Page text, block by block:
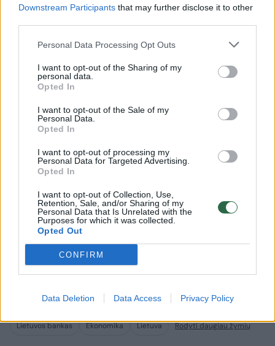
Downstream Participants that may further disclose it to other
Personal Data Processing Opt Outs
I want to opt-out of the Sharing of my
personal data.
Opted In
I want to opt-out of the Sale of my
Personal Data.
Opted In
I want to opt-out of processing my
Personal Data for Targeted Advertising.
Opted In
I want to opt-out of Collection, Use,
Retention, Sale, and/or Sharing of my
Personal Data that Is Unrelated with the
Purposes for which it was collected.
Opted Out
CONFIRM
Data Deletion Data Access Privacy Policy
Numatoma, kad vidutinis darbo užmokestis,
pernai išaugęs 10,4 proc., 2025 m. pakils 8,7
proc., 2027 m. – iki 7,7 proc. Nepaisant
prognozuojamo lėtesnio darbo užmokesčio
augimo, jis ir toliau bus spartesnis, nei buvo
prieš prasidedant pastarųjų metų
sukrėtimams.
LB teigimu, vidutinė metinė infliacija šiemet
turėtų sudaryti 3,3 proc., o jau kitąmet vėl
pasiekti įprastą lygį, būdingą Vakarų valstybių
pragyvenimo link artėjančiai ekonomikai.
Numatoma, kad 2026 m. infliacija sudarys
Lietuvos bankas Ekonomika Lietuva Rodyti daugiau žymių